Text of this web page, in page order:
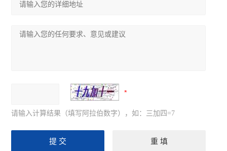
请输入计算结果（填写阿拉伯数字），如：三加四=7